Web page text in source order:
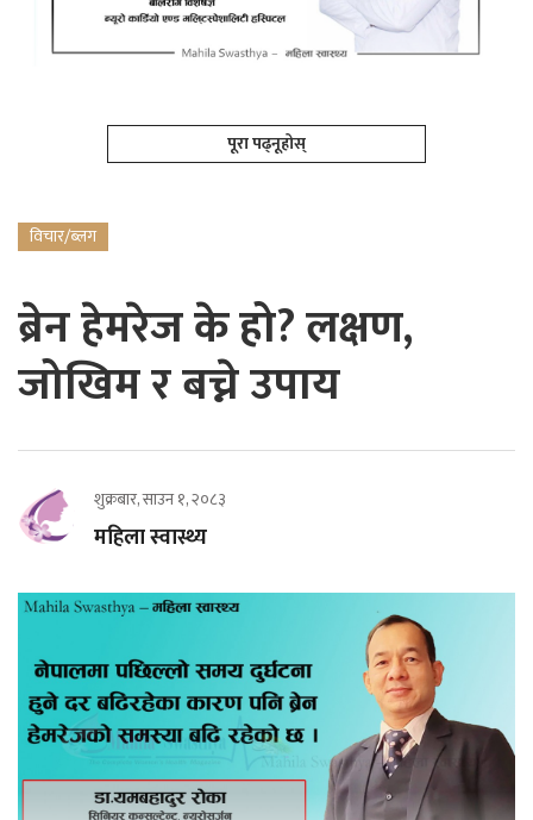
पूरा पढ्नूहोस्
विचार/ब्लग
ब्रेन हेमरेज के हो? लक्षण,
जोखिम र बच्ने उपाय
शुक्रबार, साउन १, २०८३
महिला स्वास्थ्य